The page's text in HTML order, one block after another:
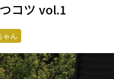
コツ vol.1
ゃん